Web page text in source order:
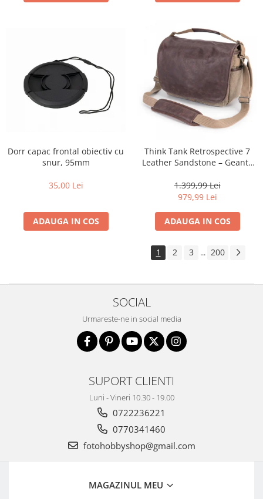
Dorr capac frontal obiectiv cu
snur, 95mm
35,00 Lei
ADAUGA IN COS
Think Tank Retrospective 7
Leather Sandstone – Geantă
DSLR/Mirrorless
1.399,99 Lei
979,99 Lei
ADAUGA IN COS
1 2 3 ... 200
SOCIAL
Urmareste-ne in social media
SUPORT CLIENTI
Luni - Vineri 10.30 - 19.00
0722236221
0770341460
fotohobbyshop@gmail.com
MAGAZINUL MEU